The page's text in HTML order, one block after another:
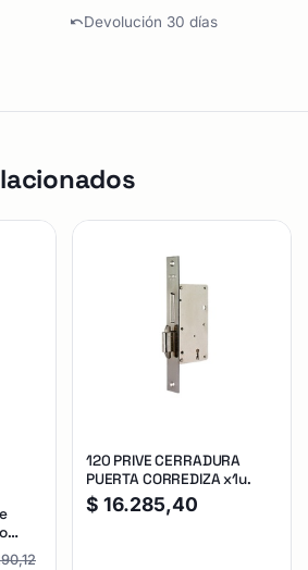
Devolución 30 días
120 PRIVE CERRADURA
PUERTA CORREDIZA x1u.
$ 16.285,40